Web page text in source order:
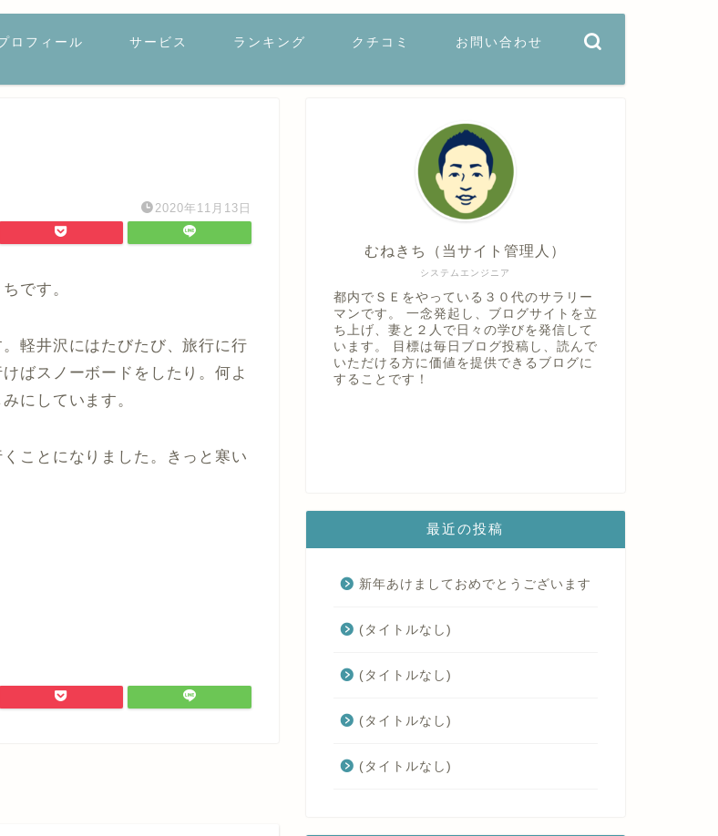
ロフィール サービス ランキング クチコミ お問い合わせ
2020年11月13日
です。
軽井沢にはたびたび、旅行に行
ばスノーボードをしたり。何よ
にしています。
ことになりました。きっと寒い
システムエンジニア
むねきち（当サイト管理人）
都内でＳＥをやっている３０代のサラリー
マンです。 一念発起し、ブログサイトを立
ち上げ、妻と２人で日々の学びを発信して
います。 目標は毎日ブログ投稿し、読んで
いただける方に価値を提供できるブログに
することです！
最近の投稿
新年あけましておめでとうございます
(タイトルなし)
(タイトルなし)
(タイトルなし)
(タイトルなし)